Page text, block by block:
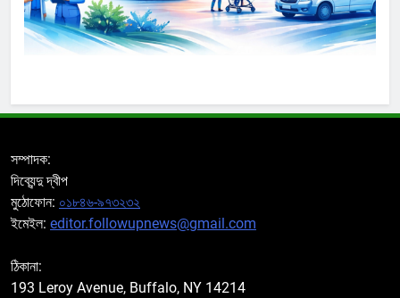
সম্পাদক:
দিব্যেন্দু দ্বীপ
মুঠোফোন: ০১৮৪৬-৯৭৩২৩২
ইমেইল: editor.followupnews@gmail.com
ঠিকানা:
193 Leroy Avenue, Buffalo, NY 14214